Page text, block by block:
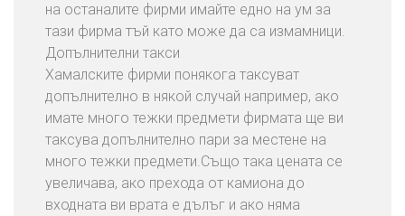
на останалите фирми имайте едно на ум за
тази фирма тъй като може да са измамници.
Допълнителни такси
Хамалските фирми понякога таксуват
допълнително в някой случай например, ако
имате много тежки предмети фирмата ще ви
таксува допълнително пари за местене на
много тежки предмети.Също така цената се
увеличава, ако прехода от камиона до
входната ви врата е дълъг и ако няма